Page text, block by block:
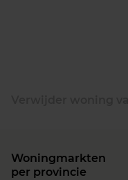
Woningmarkten
per provincie